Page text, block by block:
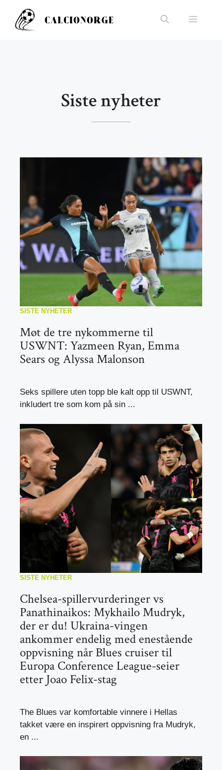
innhold
Meny
Siste nyheter
SISTE NYHETER
Møt de tre nykommerne til
USWNT: Yazmeen Ryan, Emma
Sears og Alyssa Malonson
Seks spillere uten topp ble kalt opp til USWNT,
inkludert tre som kom på sin ...
SISTE NYHETER
Chelsea-spillervurderinger vs
Panathinaikos: Mykhailo Mudryk,
der er du! Ukraina-vingen
ankommer endelig med enestående
oppvisning når Blues cruiser til
Europa Conference League-seier
etter Joao Felix-stag
The Blues var komfortable vinnere i Hellas
takket være en inspirert oppvisning fra Mudryk,
en ...